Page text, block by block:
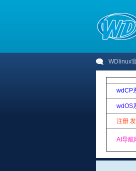
WDlinux
wdCP
wdOS
注册
AI导航